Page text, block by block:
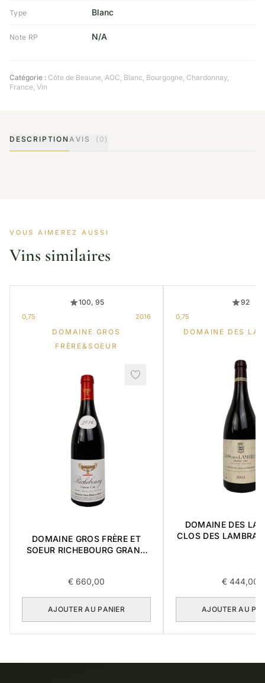
Type Blanc
Note RP N/A
Catégorie : Côte de Beaune, AOC, Blanc, Bourgogne, Chardonnay,
France, Vin
DESCRIPTION AVIS (0)
VOUS AIMEREZ AUSSI
Vins similaires
100, 95
0,75 2016
DOMAINE GROS
FRÈRE&SOEUR
DOMAINE GROS FRÈRE ET
SOEUR RICHEBOURG GRAND
€ 660,00
AJOUTER AU PANIER
92
0,75
DOMAINE DES
DOMAINE DES
CLOS DES
€ 444,00
AJOUTER AU